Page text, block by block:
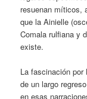
resuenan míticos,
que la Ainielle
Comala rulfiana y
existe.
La fascinación por
de un largo
en esas